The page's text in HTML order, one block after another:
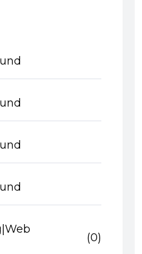
(0)